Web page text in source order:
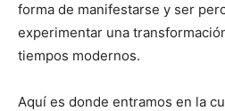
forma de manifestarse y ser
experimentar una
tiempos modernos.
Aquí es donde entramos en la